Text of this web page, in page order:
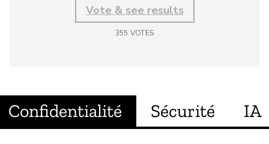
Vote & see results
355 VOTES
Confidentialité Sécurité IA